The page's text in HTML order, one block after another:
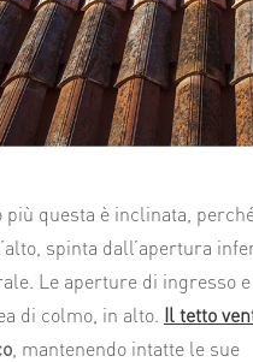
più questa è inclinata,
spinta dall’apertura
Le aperture di ingresso
di colmo, in alto. Il tetto
, mantenendo intatte le sue